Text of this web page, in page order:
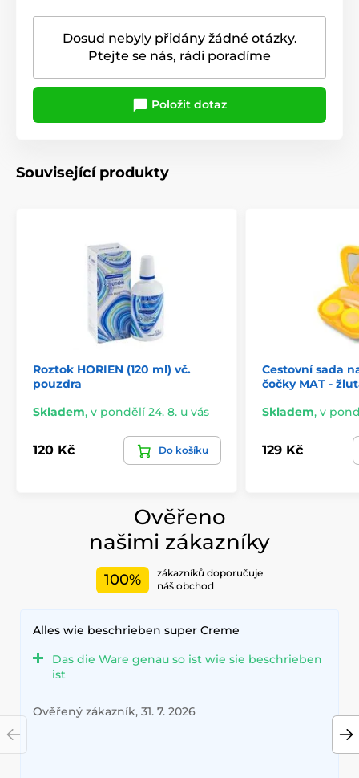
Dosud nebyly přidány žádné otázky.
Ptejte se nás, rádi poradíme
Položit dotaz
Související produkty
Roztok HORIEN (120 ml) vč.
pouzdra
Skladem, v pondělí 24. 8. u vás
120 Kč Do košíku
Cestovní sada
čočky MAT -
Skladem, v
129 Kč
Ověřeno
našimi zákazníky
100%
zákazníků doporučuje
náš obchod
Alles wie beschrieben super Creme
Das die Ware genau so ist wie sie beschrieben
ist
Ověřený zákazník, 31. 7. 2026